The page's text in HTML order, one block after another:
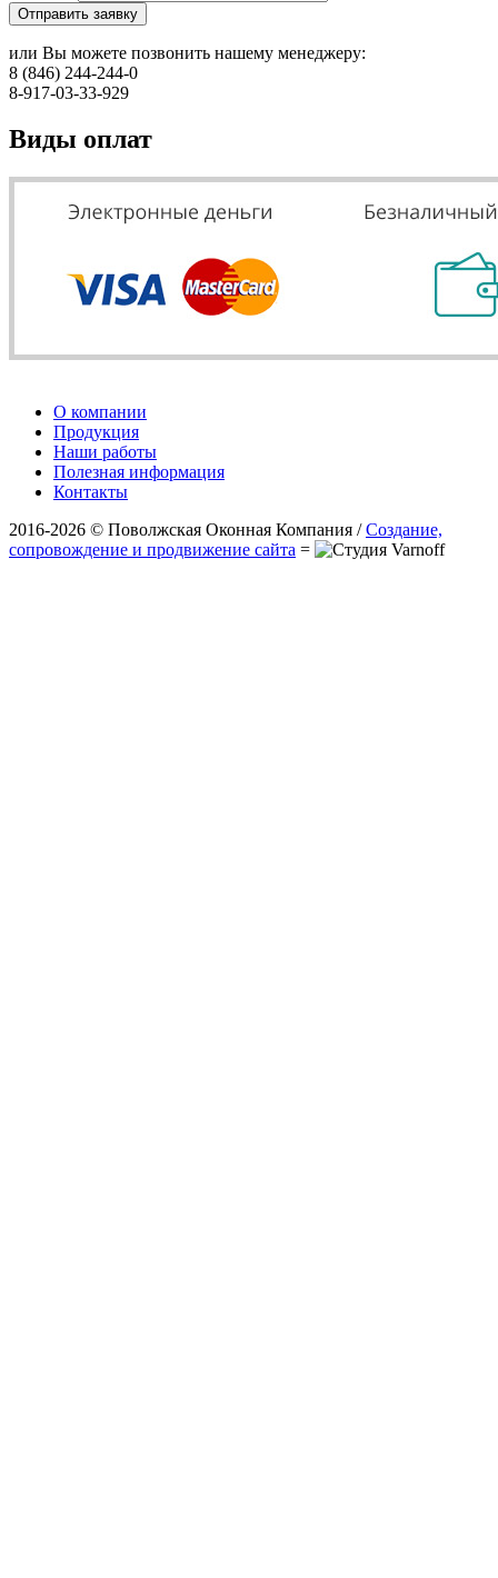
Отправить заявку
или Вы можете позвонить нашему менеджеру:
8 (846) 244-244-0
8-917-03-33-929
Виды оплат
О компании
Продукция
Наши работы
Полезная информация
Контакты
2016-2026 © Поволжская Оконная Компания /Создание,
сопровождение и продвижение сайта =